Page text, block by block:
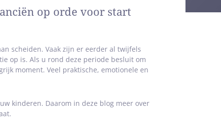
op orde voor start
scheiden. Vaak zijn er eerder al twijfels
op is. Als u rond deze periode besluit om
moment. Veel praktische, emotionele en
kinderen. Daarom in deze blog meer over